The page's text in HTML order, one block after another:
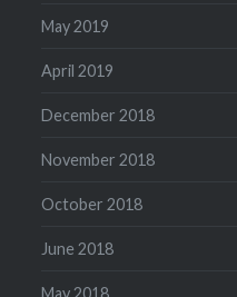
May 2019
April 2019
December 2018
November 2018
October 2018
June 2018
May 2018